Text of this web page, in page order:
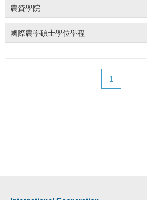
農資學院
國際農學碩士學位學程
1